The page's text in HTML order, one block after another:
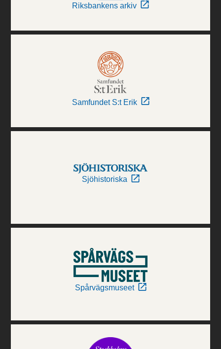
Riksbankens arkiv
Samfundet S:t Erik
Sjöhistoriska
Spårvägsmuseet